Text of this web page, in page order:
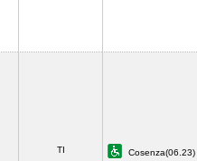
TI Cosenza(06.23)